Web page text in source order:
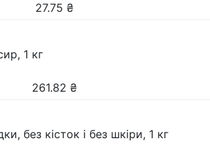
27.75 ₴
1 кг
261.82 ₴
без кісток і без шкіри, 1 кг